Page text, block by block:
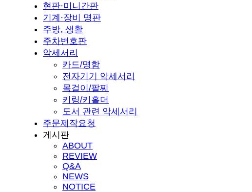
현판·미니간판
기계·장비 명판
주방, 생활
주차번호판
악세서리
카드/명함
전자기기 악세서리
목걸이/팔찌
키링/키홀더
도서 관련 악세서리
주문제작요청
게시판
ABOUT
REVIEW
Q&A
NEWS
NOTICE